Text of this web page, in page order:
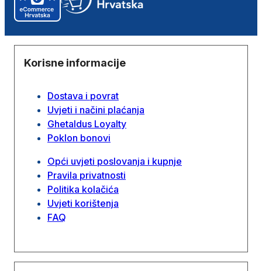
Korisne informacije
Dostava i povrat
Uvjeti i načini plaćanja
Ghetaldus Loyalty
Poklon bonovi
Opći uvjeti poslovanja i kupnje
Pravila privatnosti
Politika kolačića
Uvjeti korištenja
FAQ